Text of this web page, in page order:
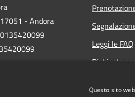
- Andora
Leggi le FAQ
Richiesta
Questo sito